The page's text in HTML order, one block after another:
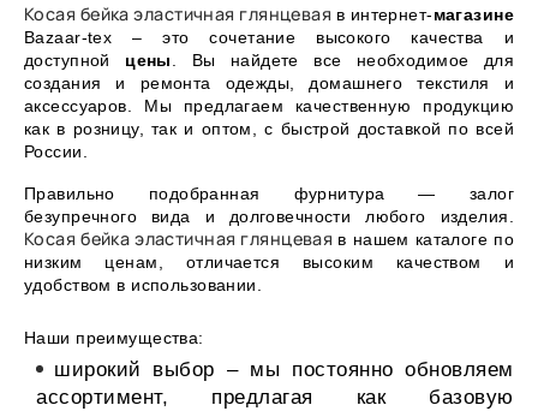
Косая бейка эластичная глянцевая в интернет-магазине
Bazaar-tex – это сочетание высокого качества и
доступной цены
. Вы найдете все необходимое для
создания и ремонта одежды, домашнего текстиля и
аксессуаров. Мы предлагаем качественную продукцию
как в розницу, так и оптом, с быстрой доставкой по всей
России.
Правильно подобранная фурнитура — залог
безупречного вида и долговечности любого изделия.
Косая бейка эластичная глянцевая в нашем каталоге по
низким ценам, отличается высоким качеством и
удобством в использовании.
Наши преимущества:
широкий выбор – мы постоянно обновляем
ассортимент, предлагая как базовую